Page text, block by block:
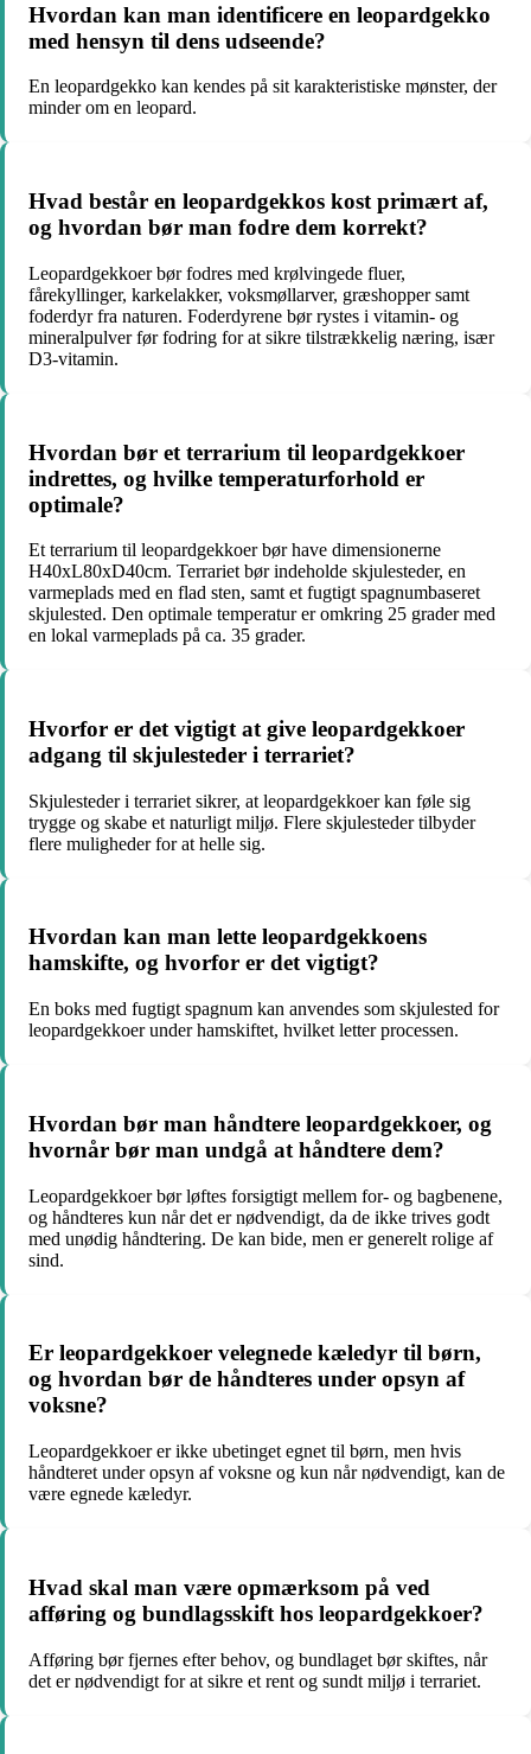
Hvordan kan man identificere en leopardgekko
med hensyn til dens udseende?
En leopardgekko kan kendes på sit karakteristiske mønster, der
minder om en leopard.
Hvad består en leopardgekkos kost primært af,
og hvordan bør man fodre dem korrekt?
Leopardgekkoer bør fodres med krølvingede fluer,
fårekyllinger, karkelakker, voksmøllarver, græshopper samt
foderdyr fra naturen. Foderdyrene bør rystes i vitamin- og
mineralpulver før fodring for at sikre tilstrækkelig næring, især
D3-vitamin.
Hvordan bør et terrarium til leopardgekkoer
indrettes, og hvilke temperaturforhold er
optimale?
Et terrarium til leopardgekkoer bør have dimensionerne
H40xL80xD40cm. Terrariet bør indeholde skjulesteder, en
varmeplads med en flad sten, samt et fugtigt spagnumbaseret
skjulested. Den optimale temperatur er omkring 25 grader med
en lokal varmeplads på ca. 35 grader.
Hvorfor er det vigtigt at give leopardgekkoer
adgang til skjulesteder i terrariet?
Skjulesteder i terrariet sikrer, at leopardgekkoer kan føle sig
trygge og skabe et naturligt miljø. Flere skjulesteder tilbyder
flere muligheder for at helle sig.
Hvordan kan man lette leopardgekkoens
hamskifte, og hvorfor er det vigtigt?
En boks med fugtigt spagnum kan anvendes som skjulested for
leopardgekkoer under hamskiftet, hvilket letter processen.
Hvordan bør man håndtere leopardgekkoer, og
hvornår bør man undgå at håndtere dem?
Leopardgekkoer bør løftes forsigtigt mellem for- og bagbenene,
og håndteres kun når det er nødvendigt, da de ikke trives godt
med unødig håndtering. De kan bide, men er generelt rolige af
sind.
Er leopardgekkoer velegnede kæledyr til børn,
og hvordan bør de håndteres under opsyn af
voksne?
Leopardgekkoer er ikke ubetinget egnet til børn, men hvis
håndteret under opsyn af voksne og kun når nødvendigt, kan de
være egnede kæledyr.
Hvad skal man være opmærksom på ved
afføring og bundlagsskift hos leopardgekkoer?
Afføring bør fjernes efter behov, og bundlaget bør skiftes, når
det er nødvendigt for at sikre et rent og sundt miljø i terrariet.